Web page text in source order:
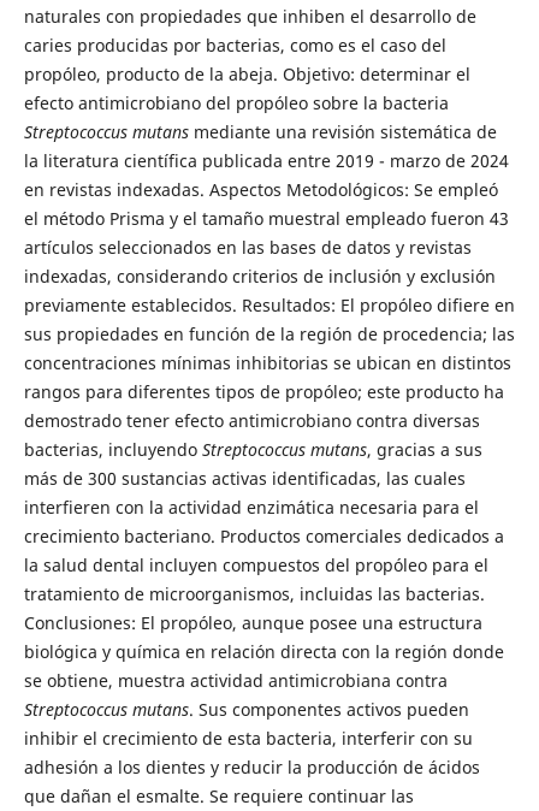
naturales con propiedades que inhiben el desarrollo de
caries producidas por bacterias, como es el caso del
propóleo, producto de la abeja. Objetivo: determinar el
efecto antimicrobiano del propóleo sobre la bacteria
Streptococcus mutansmediante una revisión sistemática de
la literatura científica publicada entre 2019 - marzo de 2024
en revistas indexadas. Aspectos Metodológicos: Se empleó
el método Prisma y el tamaño muestral empleado fueron 43
artículos seleccionados en las bases de datos y revistas
indexadas, considerando criterios de inclusión y exclusión
previamente establecidos. Resultados: El propóleo difiere en
sus propiedades en función de la región de procedencia; las
concentraciones mínimas inhibitorias se ubican en distintos
rangos para diferentes tipos de propóleo; este producto ha
demostrado tener efecto antimicrobiano contra diversas
bacterias, incluyendo Streptococcus mutans, gracias a sus
más de 300 sustancias activas identificadas, las cuales
interfieren con la actividad enzimática necesaria para el
crecimiento bacteriano. Productos comerciales dedicados a
la salud dental incluyen compuestos del propóleo para el
tratamiento de microorganismos, incluidas las bacterias.
Conclusiones: El propóleo, aunque posee una estructura
biológica y química en relación directa con la región donde
se obtiene, muestra actividad antimicrobiana contra
Streptococcus mutans. Sus componentes activos pueden
inhibir el crecimiento de esta bacteria, interferir con su
adhesión a los dientes y reducir la producción de ácidos
que dañan el esmalte. Se requiere continuar las